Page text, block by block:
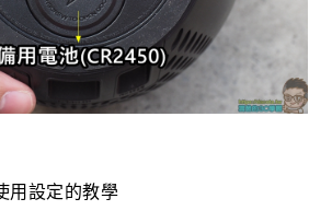
用設定的教學